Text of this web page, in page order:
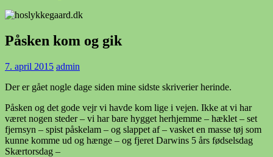
Påsken kom og gik
7. april 2015 admin
Der er gået nogle dage siden mine sidste skriverier herinde.
Påsken og det gode vejr vi havde kom lige i vejen. Ikke at vi har
været nogen steder – vi har bare hygget herhjemme – hæklet – set
fjernsyn – spist påskelam – og slappet af – vasket en masse tøj som
kunne komme ud og hænge – og fjeret Darwins 5 års fødselsdag
Skærtorsdag –